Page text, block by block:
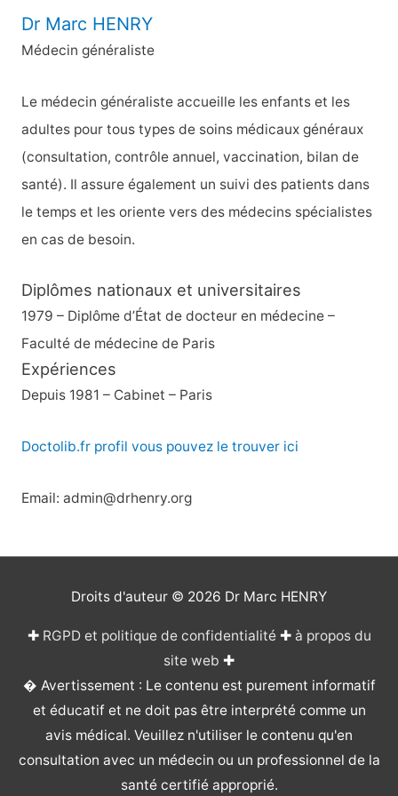
Dr Marc HENRY
Médecin généraliste
Le médecin généraliste accueille les enfants et les
adultes pour tous types de soins médicaux généraux
(consultation, contrôle annuel, vaccination, bilan de
santé). Il assure également un suivi des patients dans
le temps et les oriente vers des médecins spécialistes
en cas de besoin.
Diplômes nationaux et universitaires
1979 – Diplôme d’État de docteur en médecine –
Faculté de médecine de Paris
Expériences
Depuis 1981 – Cabinet – Paris
Doctolib.fr profil vous pouvez le trouver ici
Email: admin@drhenry.org
Droits d'auteur © 2026 Dr Marc HENRY
✚ RGPD et politique de confidentialité✚ à propos du
site web ✚
� Avertissement : Le contenu est purement informatif
et éducatif et ne doit pas être interprété comme un
avis médical. Veuillez n'utiliser le contenu qu'en
consultation avec un médecin ou un professionnel de la
santé certifié approprié.